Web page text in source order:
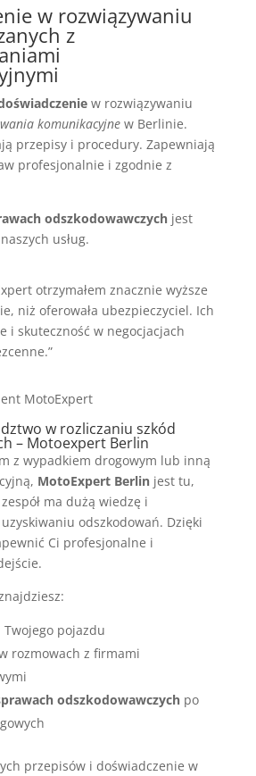
w rozwiązywaniu
z
w rozwiązywaniu
komunikacyjnew Berlinie.
przepisy i procedury. Zapewniają
profesjonalnie i zgodnie z
odszkodowawczychjest
usług.
otrzymałem znacznie wyższe
niż oferowała ubezpieczyciel. Ich
i skuteczność w negocjacjach
MotoExpert
w rozliczaniu szkód
– Motoexpert Berlin
z wypadkiem drogowym lub inną
MotoExpert Berlinjest tu,
ma dużą wiedzę i
odszkodowań. Dzięki
Ci profesjonalne i
pojazdu
rozmowach z firmami
odszkodowawczychpo
przepisów i doświadczenie w